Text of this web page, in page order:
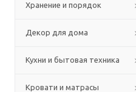
Хранение и порядок
Декор для дома
Кухни и бытовая техника
Кровати и матрасы